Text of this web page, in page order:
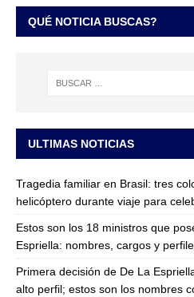
QUÉ NOTICIA BUSCAS?
ULTIMAS NOTICIAS
Tragedia familiar en Brasil: tres
helicóptero durante viaje para
Estos son los 18 ministros que
Espriella: nombres, cargos y
Primera decisión de De La
alto perfil; estos son los nombres